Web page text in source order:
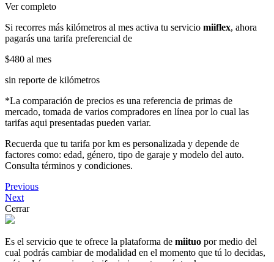
Ver completo
Si recorres más kilómetros al mes activa tu servicio miiflex, ahora
pagarás una tarifa preferencial de
$480 al mes
sin reporte de kilómetros
*La comparación de precios es una referencia de primas de
mercado, tomada de varios compradores en línea por lo cual las
tarifas aqui presentadas pueden variar.
Recuerda que tu tarifa por km es personalizada y depende de
factores como: edad, género, tipo de garaje y modelo del auto.
Consulta términos y condiciones.
Previous
Next
Cerrar
Es el servicio que te ofrece la plataforma de miituo por medio del
cual podrás cambiar de modalidad en el momento que tú lo decidas,